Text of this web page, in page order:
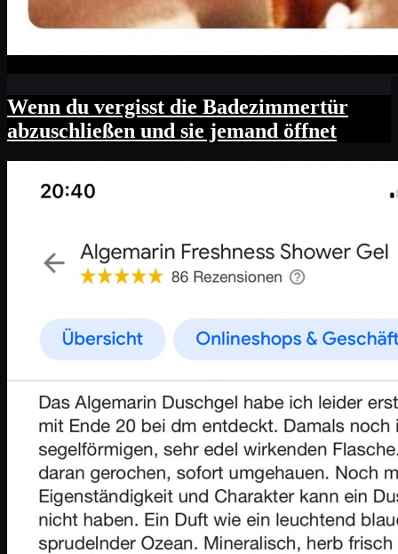
Wenn du vergisst die Badezimmertür
abzuschließen und sie jemand öffnet